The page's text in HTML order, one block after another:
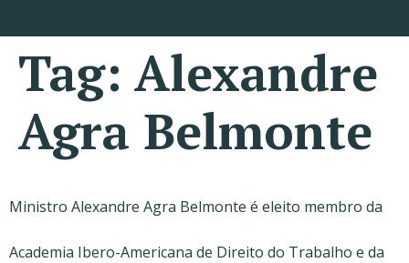
Tag: Alexandre
Agra Belmonte
Ministro Alexandre Agra Belmonte é eleito membro da
Academia Ibero-Americana de Direito do Trabalho e da